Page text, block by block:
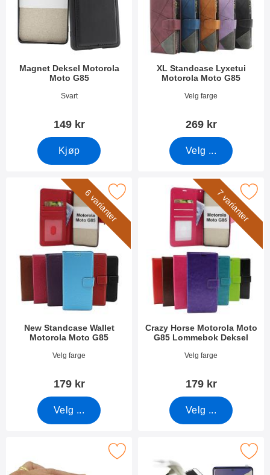
Magnet Deksel Motorola
Moto G85
Varenummer 51159
Svart
149 kr
Kjøp
XL Standcase Lyxetui
Motorola Moto G85
Varenummer 51182
Velg farge
269 kr
Velg ...
6 varianter
New Standcase Wallet
Motorola Moto G85
Varenummer 51176
Velg farge
179 kr
Velg ...
new Standcase Wallet Motorola Moto G85 som favoritt
7 varianter
Crazy Horse Motorola Moto
G85 Lommebok Deksel
Varenummer 51169
Velg farge
179 kr
Velg ...
Merk crazy Horse Motorola Moto G85
Merk kameraglass Motorola Moto G85 som favoritt
Merk full Frame Skjermbeskyttelse av